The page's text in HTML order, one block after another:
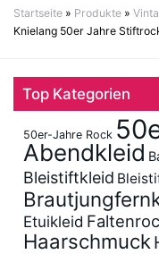
Startseite » Produkte »
Knielang 50er Jahre
Top Kategorien
50er-Jahre Rock
Abendkleid
Bleistiftkleid
Etuikleid
Haarschmuck